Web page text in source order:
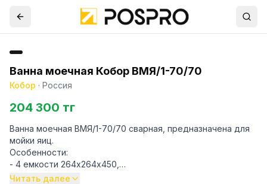
Ванна моечная Кобор ВМЯ/1-70/70
Кобор · Россия
204 300 тг
Ванна моечная ВМЯ/1-70/70 сварная, предназначена для
мойки яиц.
Особенности:
- 4 емкости 264х264х450,
- ёмкости из нержавеющей стали AISI 430,
Читать далее